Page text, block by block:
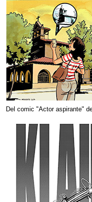
Del comic "Actor aspirante"